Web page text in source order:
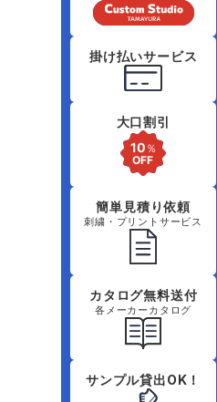
掛け払いサービス
大口割引
簡単見積り依頼
刺繍・プリントサービス
カタログ無料送付
各メーカーカタログ
サンプル貸出OK！